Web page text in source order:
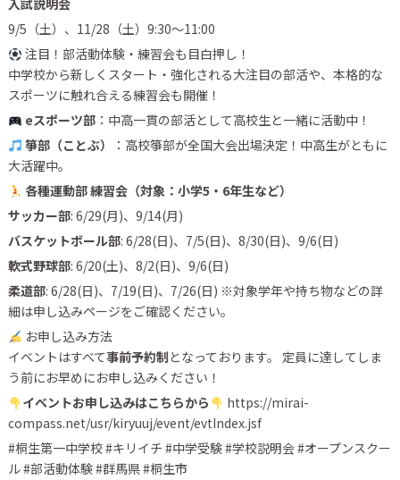
入試説明会
9/5（土）、11/28（土）9:30〜11:00
注目！部活動体験・練習会も目白押し！
中学校から新しくスタート・強化される大注目の部活や、本格的な
スポーツに触れ合える練習会も開催！
eスポーツ部：中高一貫の部活として高校生と一緒に活動中！
箏部（ことぶ）
：高校箏部が全国大会出場決定！中高生がともに
大活躍中。
各種運動部 練習会（対象：小学5・6年生など）
サッカー部: 6/29(月)、9/14(月)
バスケットボール部: 6/28(日)、7/5(日)、8/30(日)、9/6(日)
軟式野球部: 6/20(土)、8/2(日)、9/6(日)
柔道部: 6/28(日)、7/19(日)、7/26(日) ※対象学年や持ち物などの詳
細は申し込みページをご確認ください。
お申し込み方法
イベントはすべて事前予約制 となっております。 定員に達してしま
う前にお早めにお申し込みください！
イベントお申し込みはこちらから
https://mirai-
compass.net/usr/kiryuuj/event/evtIndex.jsf
#桐生第一中学校 #キリイチ #中学受験 #学校説明会 #オープンスクー
ル #部活動体験 #群馬県 #桐生市